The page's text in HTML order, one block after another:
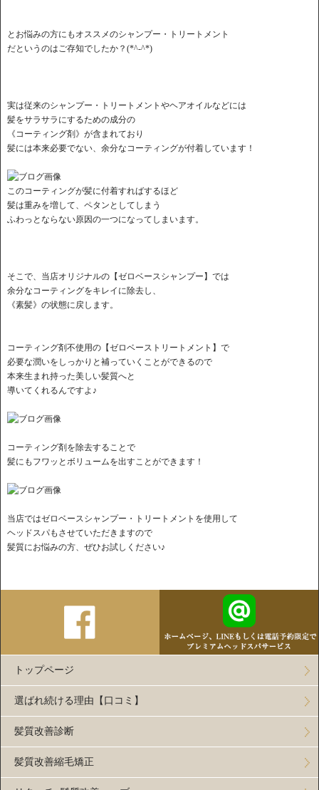
とお悩みの方にもオススメのシャンプー・トリートメント
だというのはご存知でしたか？(*^-^*)
実は従来のシャンプー・トリートメントやヘアオイルなどには
髪をサラサラにするための成分の
《コーティング剤》が含まれており
髪には本来必要でない、余分なコーティングが付着しています！
このコーティングが髪に付着すればするほど
髪は重みを増して、ペタンとしてしまう
ふわっとならない原因の一つになってしまいます。
そこで、当店オリジナルの【ゼロベースシャンプー】では
余分なコーティングをキレイに除去し、
《素髪》の状態に戻します。
コーティング剤不使用の【ゼロベーストリートメント】で
必要な潤いをしっかりと補っていくことができるので
本来生まれ持った美しい髪質へと
導いてくれるんですよ♪
コーティング剤を除去することで
髪にもフワッとボリュームを出すことができます！
当店ではゼロベースシャンプー・トリートメントを使用して
ヘッドスパもさせていただきますので
髪質にお悩みの方、ぜひお試しください♪
トップページ
選ばれ続ける理由【口コミ】
髪質改善診断
髪質改善縮毛矯正